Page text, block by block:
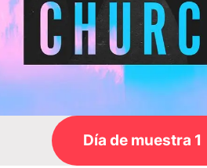
Día de muestra 1